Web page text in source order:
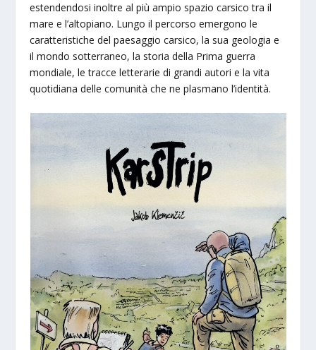
estendendosi inoltre al più ampio spazio carsico tra il
mare e l’altopiano. Lungo il percorso emergono le
caratteristiche del paesaggio carsico, la sua geologia e
il mondo sotterraneo, la storia della Prima guerra
mondiale, le tracce letterarie di grandi autori e la vita
quotidiana delle comunità che ne plasmano l’identità.